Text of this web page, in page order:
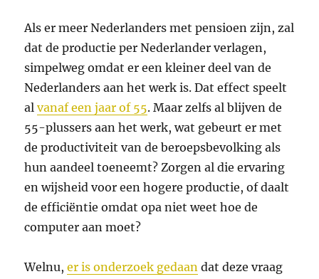
Als er meer Nederlanders met pensioen zijn, zal
dat de productie per Nederlander verlagen,
simpelweg omdat er een kleiner deel van de
Nederlanders aan het werk is. Dat effect speelt
alvanaf een jaar of 55. Maar zelfs al blijven de
55-plussers aan het werk, wat gebeurt er met
de productiviteit van de beroepsbevolking als
hun aandeel toeneemt? Zorgen al die ervaring
en wijsheid voor een hogere productie, of daalt
de efficiëntie omdat opa niet weet hoe de
computer aan moet?
Welnu,er is onderzoek gedaan dat deze vraag